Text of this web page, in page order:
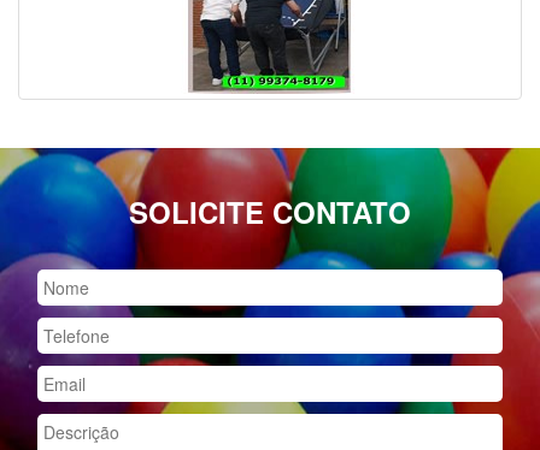
SOLICITE CONTATO